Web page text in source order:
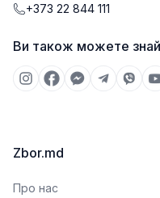
+373 22 844 111
Ви також можете
Zbor.md
Про нас